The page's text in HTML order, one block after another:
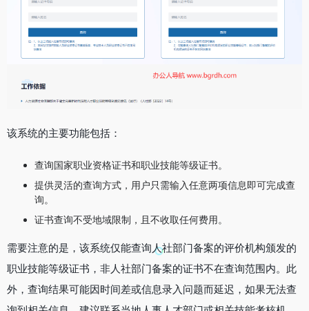
该系统的主要功能包括：
查询国家职业资格证书和职业技能等级证书。
提供灵活的查询方式，用户只需输入任意两项信息即可完成查
询。
证书查询不受地域限制，且不收取任何费用。
需要注意的是，该系统仅能查询人社部门备案的评价机构颁发的
职业技能等级证书，非人社部门备案的证书不在查询范围内。此
外，查询结果可能因时间差或信息录入问题而延迟，如果无法查